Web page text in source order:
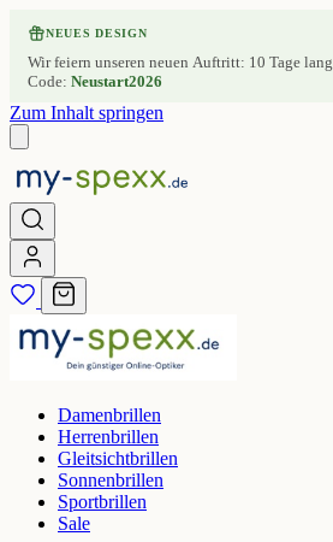
NEUES DESIGN
Wir feiern unseren neuen Auftritt: 10 Tage lang
Code: Neustart2026
Zum Inhalt springen
Damenbrillen
Herrenbrillen
Gleitsichtbrillen
Sonnenbrillen
Sportbrillen
Sale